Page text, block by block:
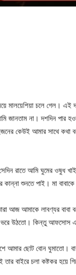
মালয়েশিয়া চলে গেল। এই
জানতাম না। দশদিন পার
কেউই আমার সাথে
রাতে আমি ঘুমের ওষুধ
শুনতে পাই। মা
আজ আমাকে লাবণ্যর
ভরে উঠতো। কিন্তু আফসোস
আমার ছোট বোন ঘুমাতো।
বাইরে চলা কষ্টকর হয়ে